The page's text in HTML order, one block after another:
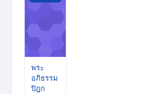
พระ
อภิธรรม
ปิฎก